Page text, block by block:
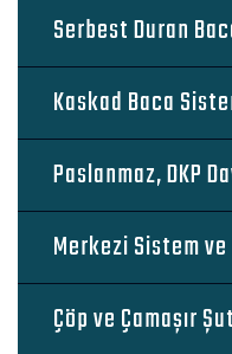
Serbest Duran
Kaskad Baca
Paslanmaz, DKP
Merkezi Sistem
Çöp ve Çamaşır